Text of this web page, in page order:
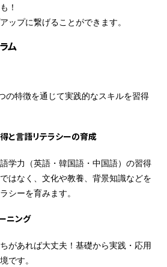
！
ップに繋げることができます。
ム
の特徴を通じて実践的なスキルを習得
と言語リテラシーの育成
学力（英語・韓国語・中国語）の習得
はなく、文化や教養、背景知識などを
シーを育みます。
ニング
があれば大丈夫！基礎から実践・応用
です。